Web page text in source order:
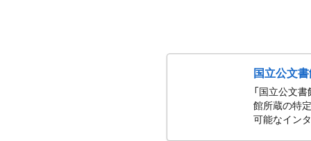
国立公文
「国立公文書
館所蔵の特
可能なイン